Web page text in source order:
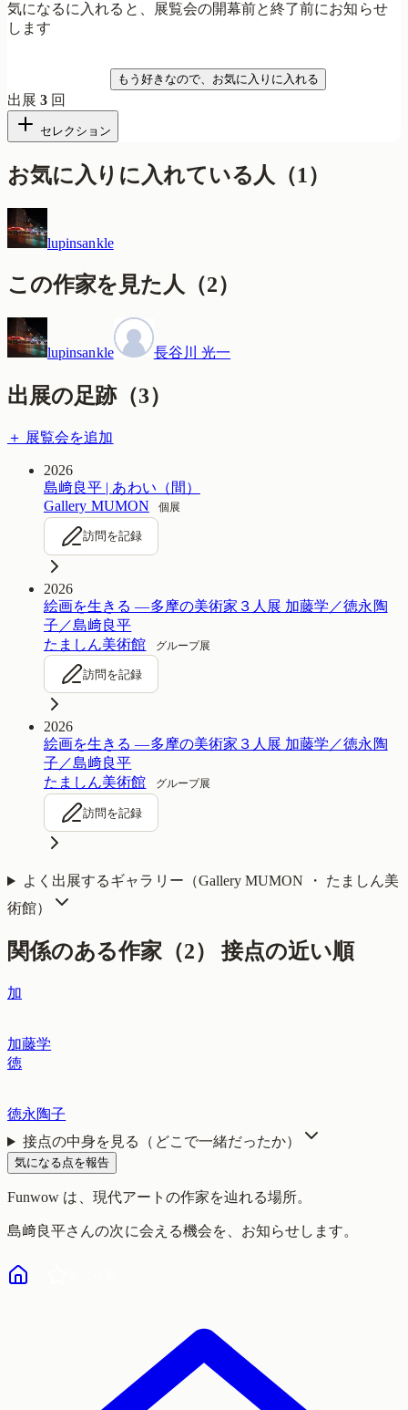
気になるに入れると、展覧会の開幕前と終了前にお知らせ
します
もう好きなので、お気に入りに入れる
出展3 回
セレクション
お気に入りに入れている人 （1）
lupinsankle
この作家を見た人 （2）
lupinsankle 長谷川 光一
出展の足跡（3）
＋ 展覧会を追加
2026
島﨑良平 | あわい（間）
Gallery MUMON
個展
訪問を記録
2026
絵画を生きる ―多摩の美術家３人展 加藤学／徳永陶
子／島﨑良平
たましん美術館
グループ展
訪問を記録
2026
絵画を生きる ―多摩の美術家３人展 加藤学／徳永陶
子／島﨑良平
たましん美術館
グループ展
訪問を記録
よく出展するギャラリー（Gallery MUMON ・ たましん美
術館）
関係のある作家（2） 接点の近い順
加
加藤学
徳
徳永陶子
接点の中身を見る（どこで一緒だったか）
気になる点を報告
Funwow は、現代アートの作家を辿れる場所。
島﨑良平さんの次に会える機会を、お知らせします。